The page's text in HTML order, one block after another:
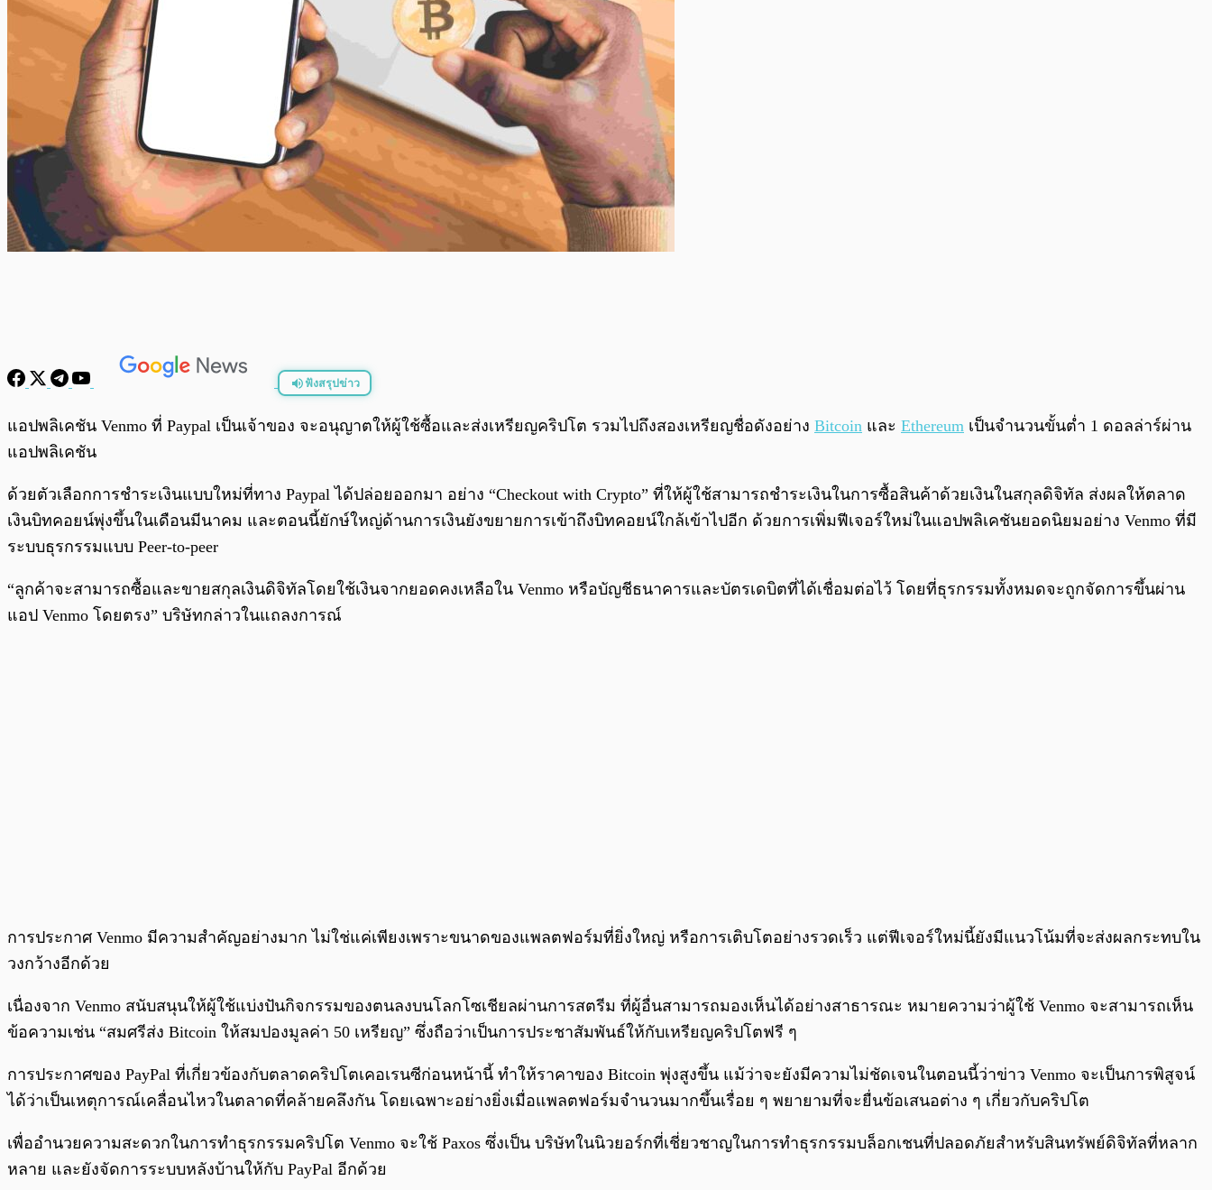
ฟังสรุปข่าว
พร้อมเล่น 0:00 0:00
แอปพลิเคชัน Venmo ที่ Paypal เป็นเจ้าของ จะอนุญาตให้ผู้ใช้ซื้อและส่งเหรียญคริปโต รวมไปถึงสองเหรียญชื่อดังอย่าง Bitcoin และ Ethereum เป็นจำนวนขั้นต่ำ 1 ดอลล่าร์ผ่าน
แอปพลิเคชัน
ด้วยตัวเลือกการชำระเงินแบบใหม่ที่ทาง Paypal ได้ปล่อยออกมา อย่าง “Checkout with Crypto” ที่ให้ผู้ใช้สามารถชำระเงินในการซื้อสินค้าด้วยเงินในสกุลดิจิทัล ส่งผลให้ตลาด
เงินบิทคอยน์พุ่งขึ้นในเดือนมีนาคม และตอนนี้ยักษ์ใหญ่ด้านการเงินยังขยายการเข้าถึงบิทคอยน์ใกล้เข้าไปอีก ด้วยการเพิ่มฟีเจอร์ใหม่ในแอปพลิเคชันยอดนิยมอย่าง Venmo ที่มี
ระบบธุรกรรมแบบ Peer-to-peer
“ลูกค้าจะสามารถซื้อและขายสกุลเงินดิจิทัลโดยใช้เงินจากยอดคงเหลือใน Venmo หรือบัญชีธนาคารและบัตรเดบิตที่ได้เชื่อมต่อไว้ โดยที่ธุรกรรมทั้งหมดจะถูกจัดการขึ้นผ่าน
แอป Venmo โดยตรง” บริษัทกล่าวในแถลงการณ์
การประกาศ Venmo มีความสำคัญอย่างมาก ไม่ใช่แค่เพียงเพราะขนาดของแพลตฟอร์มที่ยิ่งใหญ่ หรือการเติบโตอย่างรวดเร็ว แต่ฟีเจอร์ใหม่นี้ยังมีแนวโน้มที่จะส่งผลกระทบใน
วงกว้างอีกด้วย
เนื่องจาก Venmo สนับสนุนให้ผู้ใช้แบ่งปันกิจกรรมของตนลงบนโลกโซเชียลผ่านการสตรีม ที่ผู้อื่นสามารถมองเห็นได้อย่างสาธารณะ หมายความว่าผู้ใช้ Venmo จะสามารถเห็น
ข้อความเช่น “สมศรีส่ง Bitcoin ให้สมปองมูลค่า 50 เหรียญ” ซึ่งถือว่าเป็นการประชาสัมพันธ์ให้กับเหรียญคริปโตฟรี ๆ
การประกาศของ PayPal ที่เกี่ยวข้องกับตลาดคริปโตเคอเรนซีก่อนหน้านี้ ทำให้ราคาของ Bitcoin พุ่งสูงขึ้น แม้ว่าจะยังมีความไม่ชัดเจนในตอนนี้ว่าข่าว Venmo จะเป็นการพิสูจน์
ได้ว่าเป็นเหตุการณ์เคลื่อนไหวในตลาดที่คล้ายคลึงกัน โดยเฉพาะอย่างยิ่งเมื่อแพลตฟอร์มจำนวนมากขึ้นเรื่อย ๆ พยายามที่จะยื่นข้อเสนอต่าง ๆ เกี่ยวกับคริปโต
เพื่ออำนวยความสะดวกในการทำธุรกรรมคริปโต Venmo จะใช้ Paxos ซึ่งเป็น บริษัทในนิวยอร์กที่เชี่ยวชาญในการทำธุรกรรมบล็อกเชนที่ปลอดภัยสำหรับสินทรัพย์ดิจิทัลที่หลาก
หลาย และยังจัดการระบบหลังบ้านให้กับ PayPal อีกด้วย